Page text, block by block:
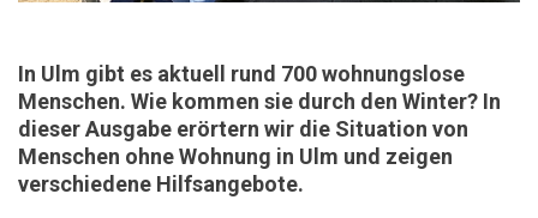
In Ulm gibt es aktuell rund 700 wohnungslose
Menschen. Wie kommen sie durch den Winter? In
dieser Ausgabe erörtern wir die Situation von
Menschen ohne Wohnung in Ulm und zeigen
verschiedene Hilfsangebote.